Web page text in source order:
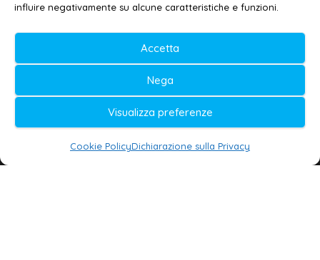
influire negativamente su alcune caratteristiche e funzioni.
Accetta
Nega
Visualizza preferenze
Cookie PolicyDichiarazione sulla Privacy
© 2020-2026 | Galatina24 ®
Testata iscritta al n. 11/2020 Registro della
Stampa Tribunale di Lecce
Editore e direttore responsabile:
Daniele G. Masciullo